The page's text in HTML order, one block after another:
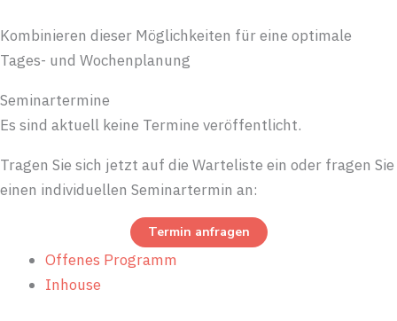
Kombinieren dieser Möglichkeiten für eine optimale
Tages- und Wochenplanung
Seminartermine
Es sind aktuell keine Termine veröffentlicht.
Tragen Sie sich jetzt auf die Warteliste ein oder fragen Sie
einen individuellen Seminartermin an:
Termin anfragen
Offenes Programm
Inhouse